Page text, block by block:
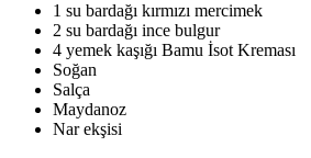
1 su bardağı kırmızı mercimek
2 su bardağı ince bulgur
4 yemek kaşığı Bamu İsot Kreması
Soğan
Salça
Maydanoz
Nar ekşisi